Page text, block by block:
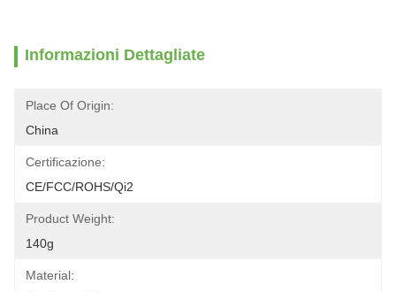
Informazioni Dettagliate
Place Of Origin:
China
Certificazione:
CE/FCC/ROHS/Qi2
Product Weight:
140g
Material: